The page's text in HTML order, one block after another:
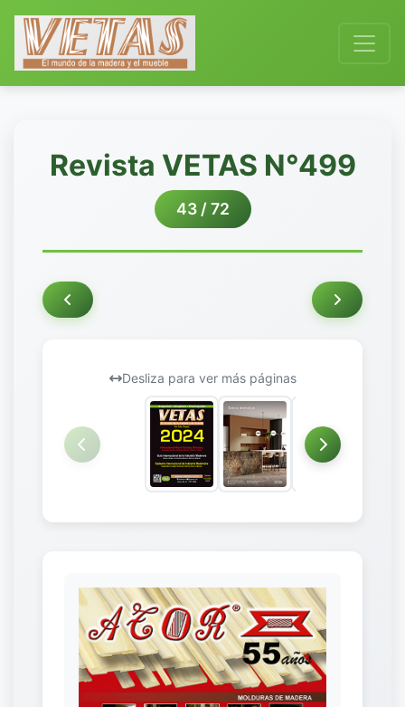
Revista VETAS N°499
43 / 72
Desliza para ver más páginas